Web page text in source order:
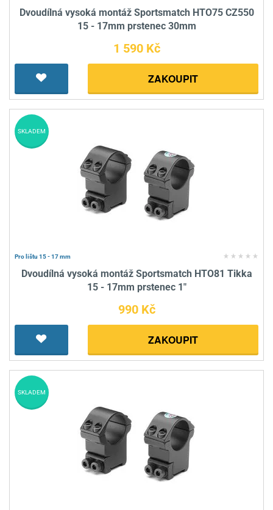
Dvoudílná vysoká montáž Sportsmatch HTO75 CZ550
15 - 17mm prstenec 30mm
1 590 Kč
ZAKOUPIT
Pro lištu 15 - 17 mm
Dvoudílná vysoká montáž Sportsmatch HTO81 Tikka
15 - 17mm prstenec 1"
990 Kč
ZAKOUPIT
SKLADEM
SKLADEM